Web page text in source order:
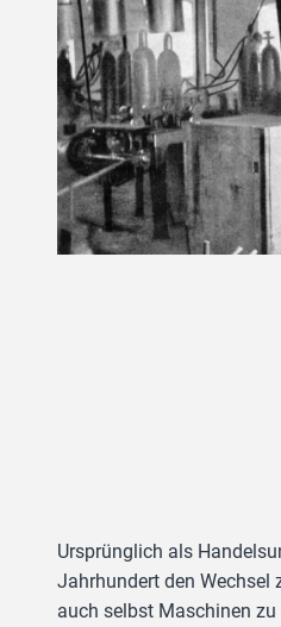
Ursprünglich als
Jahrhundert den Wechsel
auch selbst Maschinen